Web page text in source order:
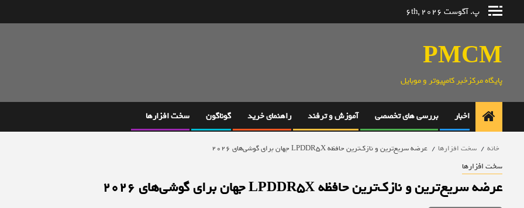
پ. آگوست 6th, 2026
PMCM
پایگاه مرکزخبر کامپیوتر و موبایل
اخبار بررسی های تخصصی آموزش و ترفند راهنمای خرید گوناگون سخت افزارها
خانه سخت افزارها عرضه سریع‌ترین و نازک‌ترین حافظه LPDDR5X جهان برای گوشی‌های 2026
سخت افزارها
عرضه سریع‌ترین و نازک‌ترین حافظه LPDDR5X جهان برای گوشی‌های 2026